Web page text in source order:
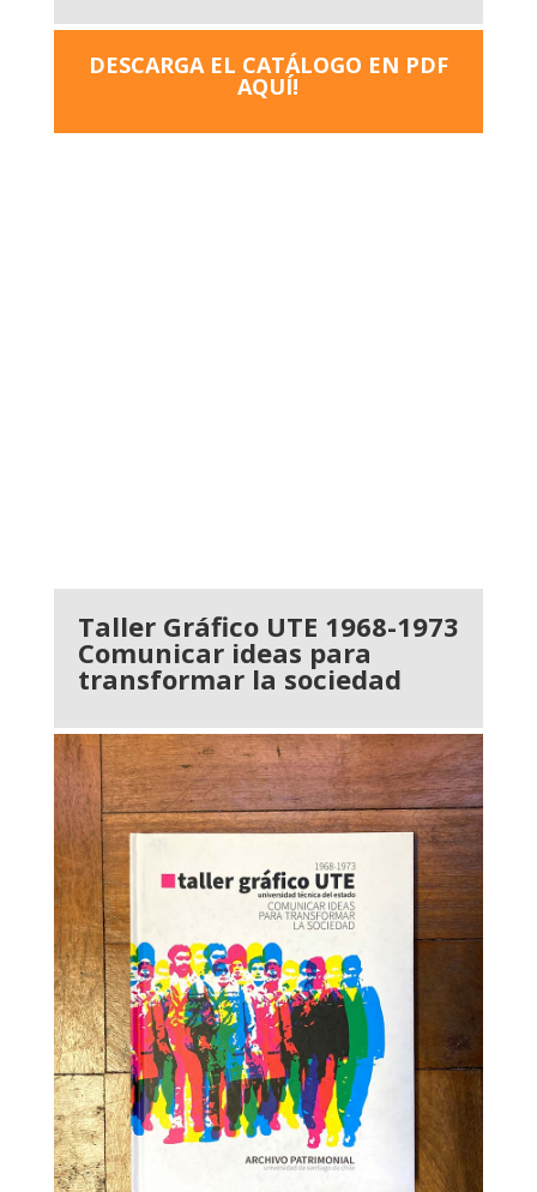
DESCARGA EL CATÁLOGO EN PDF
AQUÍ!
Taller Gráfico UTE 1968-1973
Comunicar ideas para
transformar la sociedad